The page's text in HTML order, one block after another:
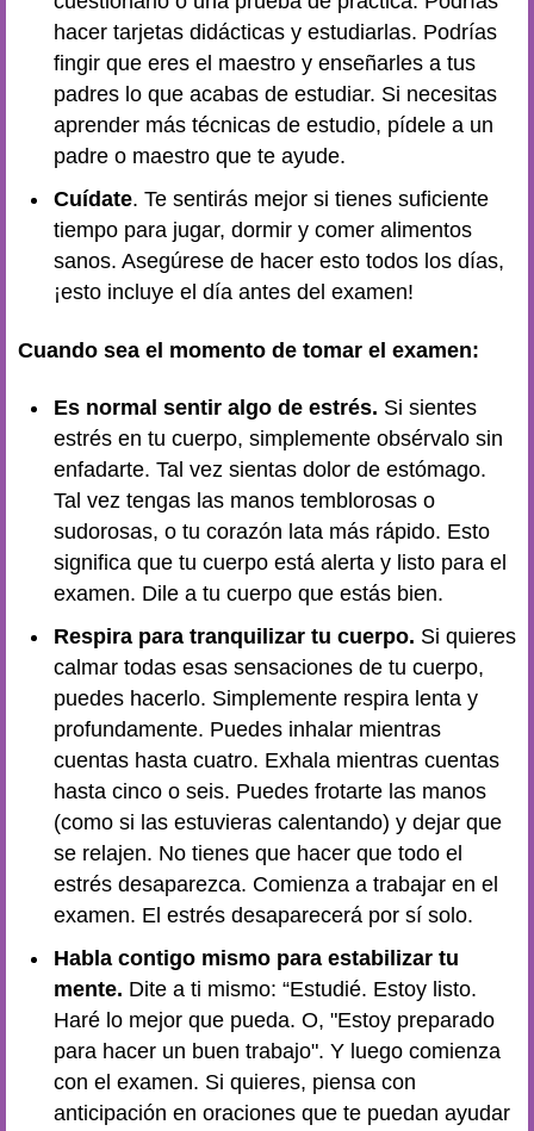
hacer tarjetas didácticas y estudiarlas. Podrías
fingir que eres el maestro y enseñarles a tus
padres lo que acabas de estudiar. Si necesitas
aprender más técnicas de estudio, pídele a un
padre o maestro que te ayude.
Cuídate. Te sentirás mejor si tienes suficiente
tiempo para jugar, dormir y comer alimentos
sanos. Asegúrese de hacer esto todos los días,
¡esto incluye el día antes del examen!
Cuando sea el momento de tomar el examen:
Es normal sentir algo de estrés. Si sientes
estrés en tu cuerpo, simplemente obsérvalo sin
enfadarte. Tal vez sientas dolor de estómago.
Tal vez tengas las manos temblorosas o
sudorosas, o tu corazón lata más rápido. Esto
significa que tu cuerpo está alerta y listo para el
examen. Dile a tu cuerpo que estás bien.
Respira para tranquilizar tu cuerpo. Si quieres
calmar todas esas sensaciones de tu cuerpo,
puedes hacerlo. Simplemente respira lenta y
profundamente. Puedes inhalar mientras
cuentas hasta cuatro. Exhala mientras cuentas
hasta cinco o seis. Puedes frotarte las manos
(como si las estuvieras calentando) y dejar que
se relajen. No tienes que hacer que todo el
estrés desaparezca. Comienza a trabajar en el
examen. El estrés desaparecerá por sí solo.
Habla contigo mismo para estabilizar tu
mente. Dite a ti mismo: “Estudié. Estoy listo.
Haré lo mejor que pueda. O, "Estoy preparado
para hacer un buen trabajo". Y luego comienza
con el examen. Si quieres, piensa con
anticipación en oraciones que te puedan ayudar